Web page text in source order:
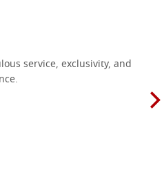
service, exclusivity, and